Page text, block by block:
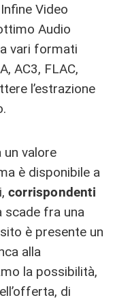
Video
Audio
vari formati
AC3, FLAC,
l’estrazione
un valore
è disponibile a
corrispondenti
scade fra una
è presente un
alla
la possibilità,
di